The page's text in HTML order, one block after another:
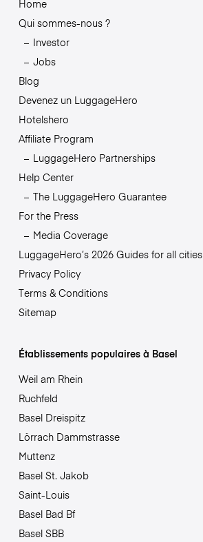
Home
Qui sommes-nous ?
Investor
Jobs
Blog
Devenez un LuggageHero
Hotelshero
Affiliate Program
LuggageHero Partnerships
Help Center
The LuggageHero Guarantee
For the Press
Media Coverage
LuggageHero’s 2026 Guides for all cities
Privacy Policy
Terms & Conditions
Sitemap
Établissements populaires à Basel
Weil am Rhein
Ruchfeld
Basel Dreispitz
Lörrach Dammstrasse
Muttenz
Basel St. Jakob
Saint-Louis
Basel Bad Bf
Basel SBB